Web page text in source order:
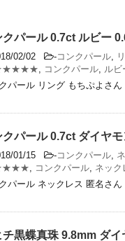
クパール 0.7ct ルビー
02/02 -コンクパール,
, コンクパール, ルビ
パール リング もちぷよ
クパール 0.7ct ダイヤ
01/15 -コンクパール,
, コンクパール, ネック
パール ネックレス 匿名
チ黒蝶真珠 9.8mm ダイ